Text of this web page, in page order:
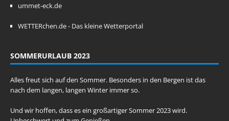
ummet-eck.de
WETTERchen.de - Das kleine Wetterportal
SOMMERURLAUB 2023
Alles freut sich auf den Sommer. Besonders in den Bergen ist das
nach dem langen, langen Winter immer so.
Und wir hoffen, dass es ein großartiger Sommer 2023 wird.